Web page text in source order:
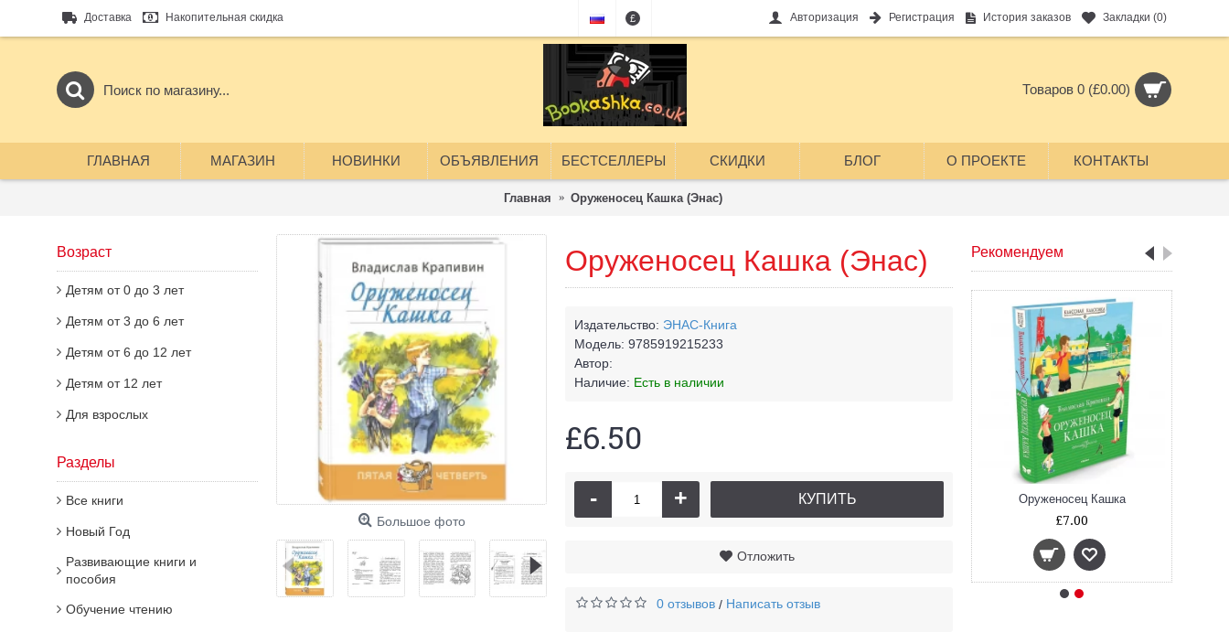
Доставка Накопительная скидка £ Авторизация Регистрация История заказов Закладки (0)
Товаров 0 (£0.00)
ГЛАВНАЯ МАГАЗИН НОВИНКИ ОБЪЯВЛЕНИЯ БЕСТСЕЛЛЕРЫ СКИДКИ БЛОГ О ПРОЕКТЕ КОНТАКТЫ
Главная Оруженосец Кашка (Энас)
Возраст
Детям от 0 до 3 лет
Детям от 3 до 6 лет
Детям от 6 до 12 лет
Детям от 12 лет
Для взрослых
Разделы
Все книги
Новый Год
Развивающие книги и
пособия
Обучение чтению
Рекомендуем
Оруженосец Кашка
£10.00
Оруженосец Кашка
£7.00
Большое фото
Оруженосец Кашка (Энас)
Издательство: ЭНАС-Книга
Модель: 9785919215233
Автор:
Наличие: Есть в наличии
£6.50
- + КУПИТЬ
Отложить
0 отзывов / Написать отзыв